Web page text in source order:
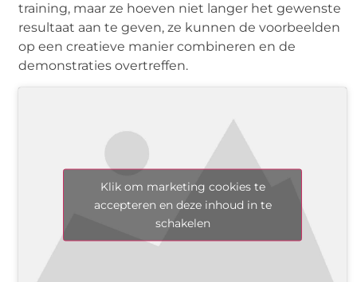
training, maar ze hoeven niet langer het gewenste
resultaat aan te geven, ze kunnen de voorbeelden
op een creatieve manier combineren en de
demonstraties overtreffen.
Klik om marketing cookies te
accepteren en deze inhoud in te
schakelen